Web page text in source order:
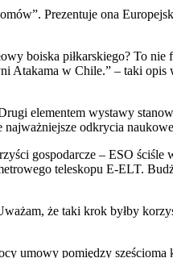
Prezentuje ona
boiska piłkarskiego? To
Atakama w Chile.” – taki
elementem wystawy
najważniejsze odkrycia
gospodarcze – ESO ściśle
teleskopu E-ELT.
że taki krok byłby
umowy pomiędzy